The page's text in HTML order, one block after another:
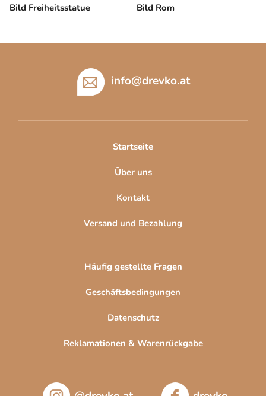
Bild Freiheitsstatue Bild Rom
info@drevko.at
Startseite
Über uns
Kontakt
Versand und Bezahlung
Häufig gestellte Fragen
Geschäftsbedingungen
Datenschutz
Reklamationen & Warenrückgabe